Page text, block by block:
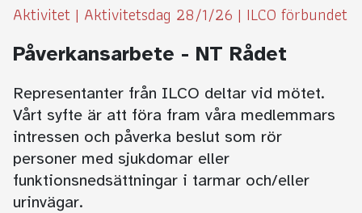
Aktivitet | Aktivitetsdag 28/1/26 | ILCO förbundet
Påverkansarbete - NT Rådet
Representanter från ILCO deltar vid mötet.
Vårt syfte är att föra fram våra medlemmars
intressen och påverka beslut som rör
personer med sjukdomar eller
funktionsnedsättningar i tarmar och/eller
urinvägar.